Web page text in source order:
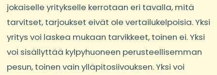
jokaiselle yritykselle kerrotaan eri tavalla, mitä
tarvitset, tarjoukset eivät ole vertailukelpoisia. Yksi
yritys voi laskea mukaan tarvikkeet, toinen ei. Yksi
voi sisällyttää kylpyhuoneen perusteellisemman
pesun, toinen vain ylläpitosiivouksen. Yksi voi